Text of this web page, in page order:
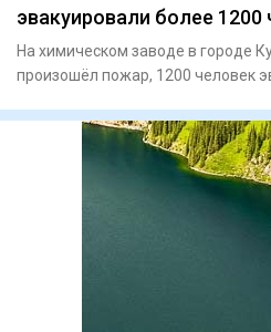
эвакуировали более 1200
На химическом заводе в городе
произошёл пожар, 1200 человек